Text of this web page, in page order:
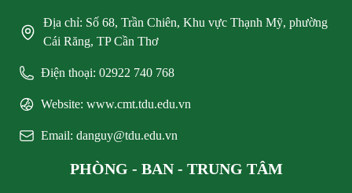
Địa chỉ: Số 68, Trần Chiên, Khu vực Thạnh Mỹ, phường
Cái Răng, TP Cần Thơ
Điện thoại: 02922 740 768
Website: www.cmt.tdu.edu.vn
Email: danguy@tdu.edu.vn
PHÒNG - BAN - TRUNG TÂM